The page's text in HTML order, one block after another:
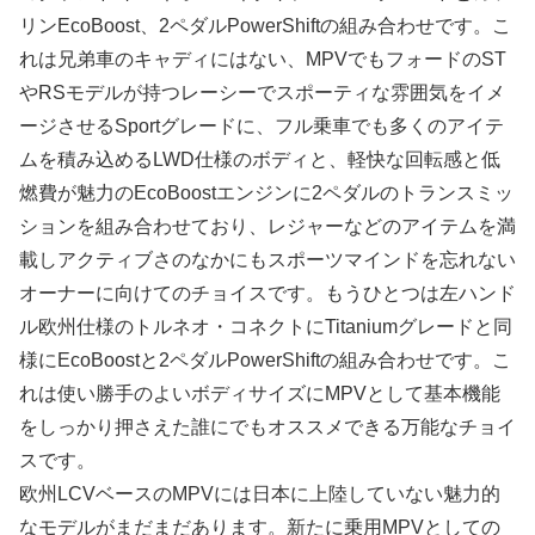
リンEcoBoost、2ペダルPowerShiftの組み合わせです。こ
れは兄弟車のキャディにはない、MPVでもフォードのST
やRSモデルが持つレーシーでスポーティな雰囲気をイメ
ージさせるSportグレードに、フル乗車でも多くのアイテ
ムを積み込めるLWD仕様のボディと、軽快な回転感と低
燃費が魅力のEcoBoostエンジンに2ペダルのトランスミッ
ションを組み合わせており、レジャーなどのアイテムを満
載しアクティブさのなかにもスポーツマインドを忘れない
オーナーに向けてのチョイスです。もうひとつは左ハンド
ル欧州仕様のトルネオ・コネクトにTitaniumグレードと同
様にEcoBoostと2ペダルPowerShiftの組み合わせです。こ
れは使い勝手のよいボディサイズにMPVとして基本機能
をしっかり押さえた誰にでもオススメできる万能なチョイ
スです。
欧州LCVベースのMPVには日本に上陸していない魅力的
なモデルがまだまだあります。新たに乗用MPVとしての